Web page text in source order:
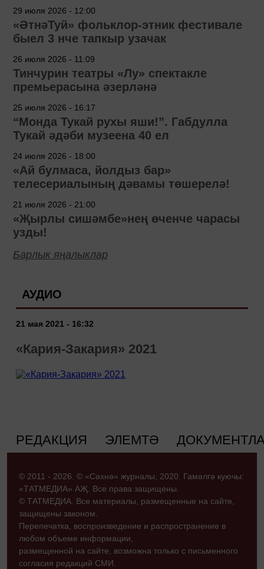
29 июля 2026 - 12:00
«ӘтнәТуй» фольклор-этник фестивале
быел 3 нче тапкыр узачак
26 июля 2026 - 11:09
Тинчурин театры «Лу» спектакле
премьерасына әзерләнә
25 июля 2026 - 16:17
“Монда Тукай рухы яши!”. Габдулла
Тукай әдәби музеена 40 ел
24 июля 2026 - 18:00
«Ай булмаса, йолдыз бар»
телесериалының дәвамы төшерелә!
21 июля 2026 - 21:00
«Җырлы сишәмбе»нең өченче чарасы
узды!
Барлык яңалыклар
АУДИО
21 мая 2021 - 16:32
«Кария-Закария» 2021
РЕДАКЦИЯ ЭЛЕМТӘ
© 2011 - 2026. © «Сәхнә» журналы, 2020. Гамәлгә куючы:
«ТАТМЕДИА» АҖ. Все права защищены.
© ТАТМЕДИА. Все материалы, размещенные на сайте,
защищены законом.
Перепечатка, воспроизведение и распространение в
любом объеме информации,
размещенной на сайте, возможна только с письменного
согласия редакций СМИ.